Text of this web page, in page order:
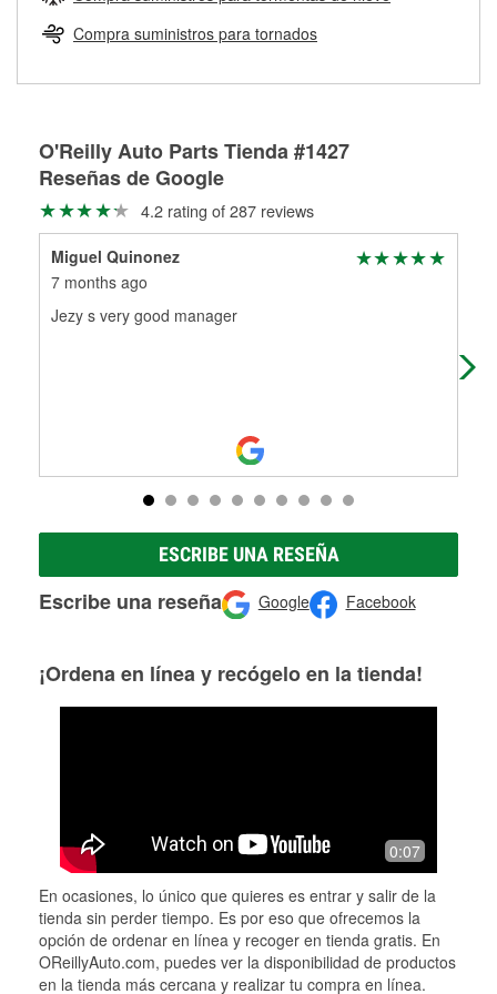
Herramientas de O'Reilly
pueden ser reutilizados, podemos ayudarte a encontrar las
partes de reemplazo correctas para tu reparación.
Rectificación de tambores y discos de freno
Compra suministros para tornados
O'Reilly Auto Parts Tienda #1427
Reseñas de Google
4.2 rating of 287 reviews
Miguel Quinonez
7 months ago
Jezy s very good manager
ESCRIBE UNA RESEÑA
Escribe una reseña Google Facebook
¡Ordena en línea y recógelo en la tienda!
0:07
En ocasiones, lo único que quieres es entrar y salir de la
tienda sin perder tiempo. Es por eso que ofrecemos la
opción de ordenar en línea y recoger en tienda gratis. En
OReillyAuto.com, puedes ver la disponibilidad de productos
en la tienda más cercana y realizar tu compra en línea.